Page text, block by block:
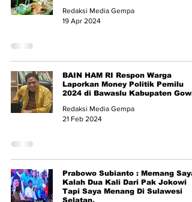
Redaksi Media Gempa
19 Apr 2024
BAIN HAM RI Respon Warga
Laporkan Money Politik Pemilu
2024 di Bawaslu Kabupaten Gowa
Redaksi Media Gempa
21 Feb 2024
Prabowo Subianto : Memang Saya
Kalah Dua Kali Dari Pak Jokowi
Tapi Saya Menang Di Sulawesi
Selatan.